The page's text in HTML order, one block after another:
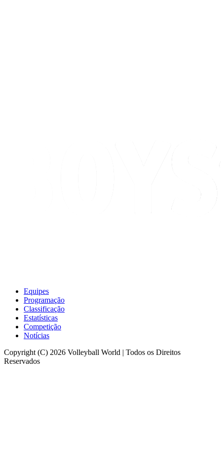
Equipes
Programação
Classificação
Estatísticas
Competição
Notícias
Copyright (C) 2026 Volleyball World | Todos os Direitos
Reservados